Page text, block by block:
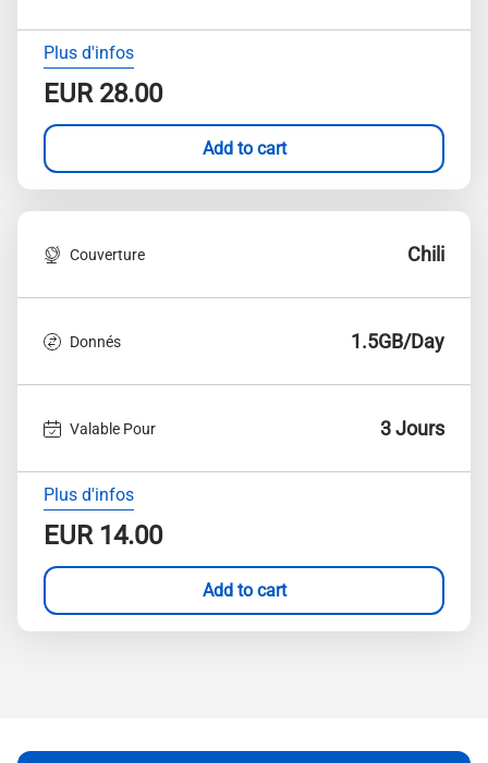
Plus d'infos
EUR28.00
Add to cart
Couverture Chili
Donnés 1.5GB/Day
Valable Pour 3 Jours
Plus d'infos
EUR14.00
Add to cart